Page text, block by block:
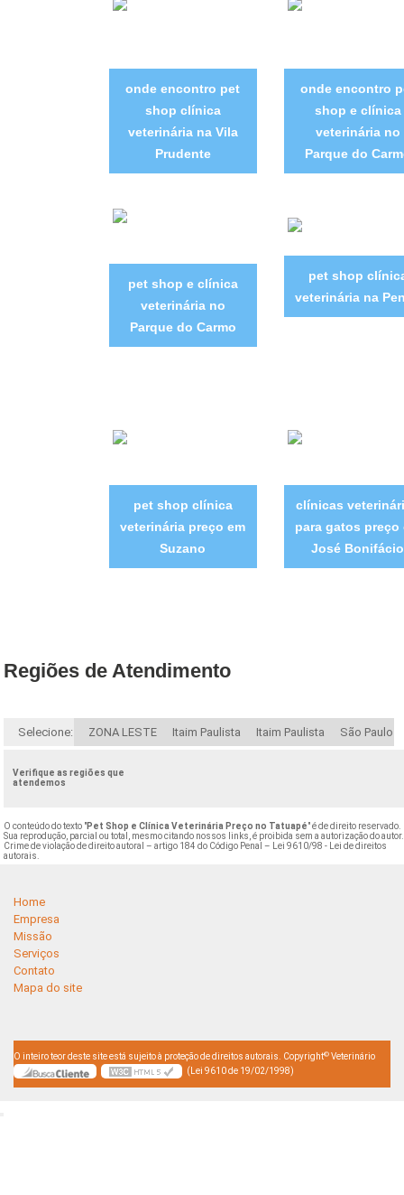
onde encontro pet
shop clínica
veterinária na Vila
Prudente
onde encontro
shop e clínica
veterinária no
Parque do
pet shop e clínica
veterinária no
Parque do Carmo
pet shop
veterinária na
pet shop clínica
veterinária preço em
Suzano
clínicas
para gatos preço
José Bonifácio
Regiões de Atendimento
Selecione: ZONA LESTE Itaim Paulista Itaim Paulista São Paulo
Verifique as regiões que
atendemos
O conteúdo do texto "Pet Shop e Clínica Veterinária Preço no Tatuapé" é de direito reservado.
Sua reprodução, parcial ou total, mesmo citando nossos links, é proibida sem a autorização do autor.
Crime de violação de direito autoral – artigo 184 do Código Penal –
Lei 9610/98 - Lei de direitos
autorais
Home
Empresa
Missão
Serviços
Contato
Mapa do site
O inteiro teor deste site está sujeito à proteção de direitos autorais. Copyright© Veterinário
(Lei 9610 de 19/02/1998)